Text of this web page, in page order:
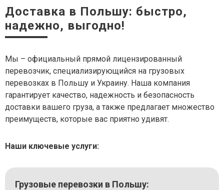
Доставка в Польшу: быстро,
надежно, выгодно!
Мы – официальный прямой лицензированный
перевозчик, специализирующийся на грузовых
перевозках в Польшу и Украину. Наша компания
гарантирует качество, надежность и безопасность
доставки вашего груза, а также предлагает множество
преимуществ, которые вас приятно удивят.
Наши ключевые услуги:
Грузовые перевозки в Польшу: